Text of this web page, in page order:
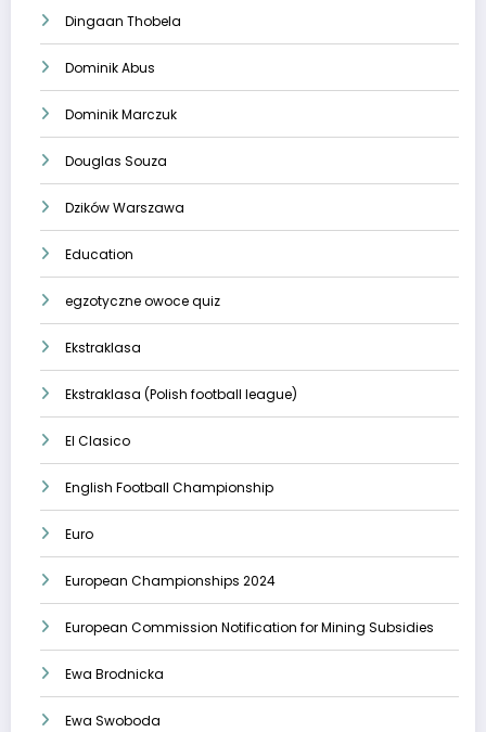
Dingaan Thobela
Dominik Abus
Dominik Marczuk
Douglas Souza
Dzików Warszawa
Education
egzotyczne owoce quiz
Ekstraklasa
Ekstraklasa (Polish football league)
El Clasico
English Football Championship
Euro
European Championships 2024
European Commission Notification for Mining Subsidies
Ewa Brodnicka
Ewa Swoboda